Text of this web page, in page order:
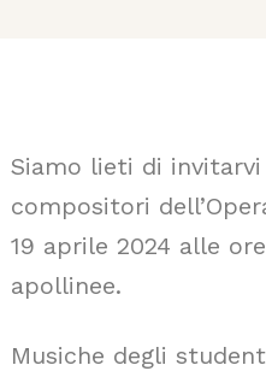
Siamo lieti di
compositori
19 aprile 2024 alle
apollinee.
Musiche degli